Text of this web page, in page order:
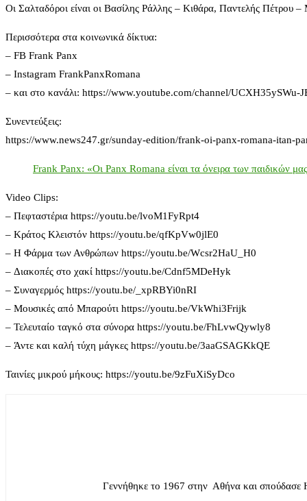
Οι Σαλταδόροι είναι οι Βασίλης Ράλλης – Κιθάρα, Παντελής
Περισσότερα στα κοινωνικά δίκτυα:
– FB Frank Panx
– Instagram FrankPanxRomana
– και στo κανάλι: https://www.youtube.com/channel/UCXH35ySWu-
Συνεντεύξεις:
https://www.news247.gr/sunday-edition/frank-oi-panx-romana-itan-
Frank Panx: «Οι Panx Romana είναι τα όνειρα των παιδικών
Video Clips:
– Πεφταστέρια https://youtu.be/lvoM1FyRpt4
– Κράτος Κλειστόν https://youtu.be/qfKpVw0jlE0
– Η Φάρμα των Ανθρώπων https://youtu.be/Wcsr2HaU_H0
– Διακοπές στο χακί https://youtu.be/Cdnf5MDeHyk
– Συναγερμός https://youtu.be/_xpRBYi0nRI
– Μουσικές από Μπαρούτι https://youtu.be/VkWhi3Frijk
– Τελευταίο ταγκό στα σύνορα https://youtu.be/FhLvwQywly8
– Άντε και καλή τύχη μάγκες https://youtu.be/3aaGSAGKkQE
Ταινίες μικρού μήκους: https://youtu.be/9zFuXiSyDco
Γεννήθηκε το 1967 στην Αθήνα και σπούδασε